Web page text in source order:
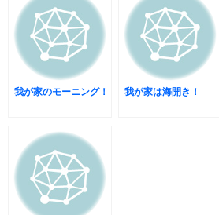
我が家のモーニング！ 我が家は海開き！